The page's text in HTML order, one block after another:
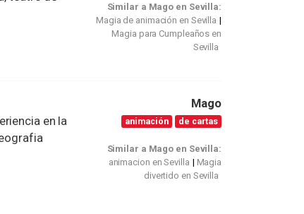
Similar a Mago en Sevilla:
Magia de animación en Sevilla
Magia para Cumpleaños en
Sevilla
en la
Mago
animación de cartas
Similar a Mago en Sevilla:
animacion en Sevilla
Magia
divertido en Sevilla